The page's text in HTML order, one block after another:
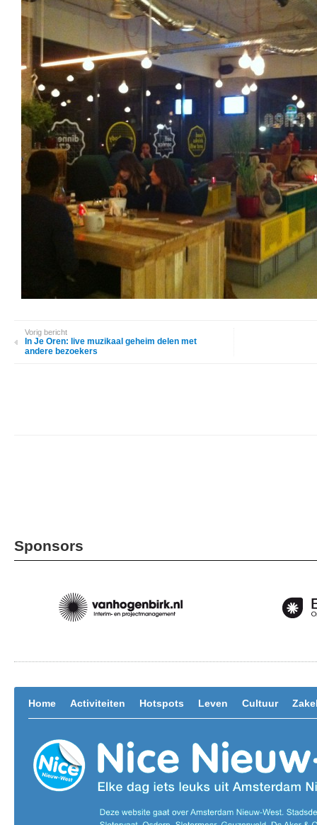
Vorig bericht
In Je Oren: live muzikaal geheim delen met
andere bezoekers
Sponsors
Home Activiteiten Hotspots Leven Cultuur